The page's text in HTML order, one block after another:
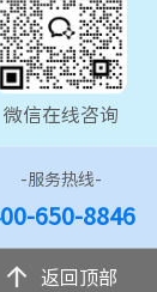
缓释药片
微信在线咨询
-服务热线-
650-8846
返回顶部